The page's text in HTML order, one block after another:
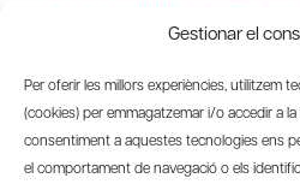
Gestionar el
Per oferir les millors experiències, utilitzem
(cookies) per emmagatzemar i/o accedir a
consentiment a aquestes tecnologies ens
el comportament de navegació o els
Economía y
PorRamon Palacio 15 de mayo
Publicaciones